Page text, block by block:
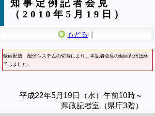
知事定例記者会見
（2010年5月19日）
もどる ｜
録画配信 配信システムの切替により、本記者会見の録画配信は終
了しました。
平成22年5月19日（水）午前10時～
県政記者室（県庁3階）